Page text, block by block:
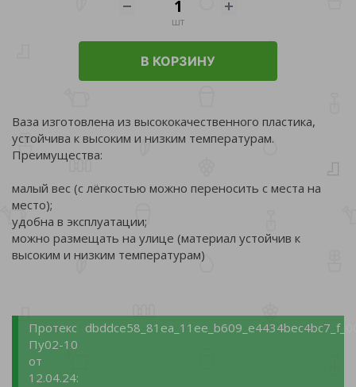
шт
В КОРЗИНУ
Ваза изготовлена из высококачественного пластика,
устойчива к высоким и низким температурам.
Преимущества:
малый вес (с лёгкостью можно переносить с места на
место);
удобна в эксплуатации;
можно размещать на улице (материал устойчив к
высоким и низким температурам)
Протекс
Пу02-10
от
12.04.24: